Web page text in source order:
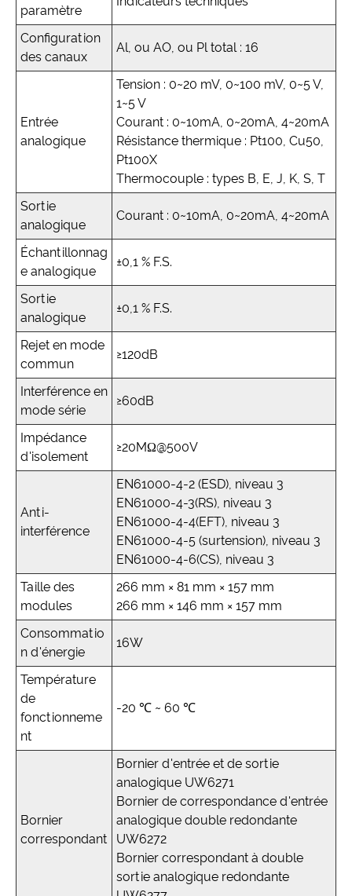
paramètre
Configuration
des canaux
Al, ou AO, ou Pl total : 16
Entrée
analogique
Tension : 0~20 mV, 0~100 mV, 0~5 V,
1~5 V
Courant : 0~10mA, 0~20mA, 4~20mA
Résistance thermique : Pt100, Cu50,
Pt100X
Thermocouple : types B, E, J, K, S, T
Sortie
analogique
Courant : 0~10mA, 0~20mA, 4~20mA
Échantillonnag
e analogique
±0,1 % F.S.
Sortie
analogique
±0,1 % F.S.
Rejet en mode
commun
≥120dB
Interférence en
mode série
≥60dB
Impédance
d'isolement
≥20MΩ@500V
Anti-
interférence
EN61000-4-2 (ESD), niveau 3
EN61000-4-3(RS), niveau 3
EN61000-4-4(EFT), niveau 3
EN61000-4-5 (surtension), niveau 3
EN61000-4-6(CS), niveau 3
Taille des
modules
266 mm × 81 mm × 157 mm
266 mm × 146 mm × 157 mm
Consommatio
n d'énergie
16W
Température
de
fonctionneme
nt
-20 ℃ ~ 60 ℃
Bornier
correspondant
Bornier d'entrée et de sortie
analogique UW6271
Bornier de correspondance d'entrée
analogique double redondante
UW6272
Bornier correspondant à double
sortie analogique redondante